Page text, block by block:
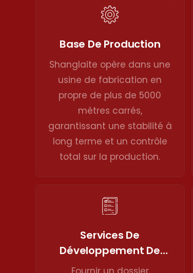
Base De Production
Shanglaite opère dans une
usine de fabrication en
propre de plus de 5000
mètres carrés,
garantissant une stabilité à
long terme et un contrôle
total sur la production.
Services De
Développement De
Marque